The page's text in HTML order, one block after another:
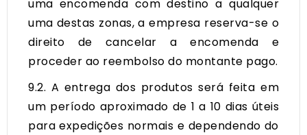
uma encomenda com destino a qualquer
uma destas zonas, a empresa reserva-se o
direito de cancelar a encomenda e
proceder ao reembolso do montante pago.
9.2. A entrega dos produtos será feita em
um período aproximado de 1 a 10 dias úteis
para expedições normais e dependendo do